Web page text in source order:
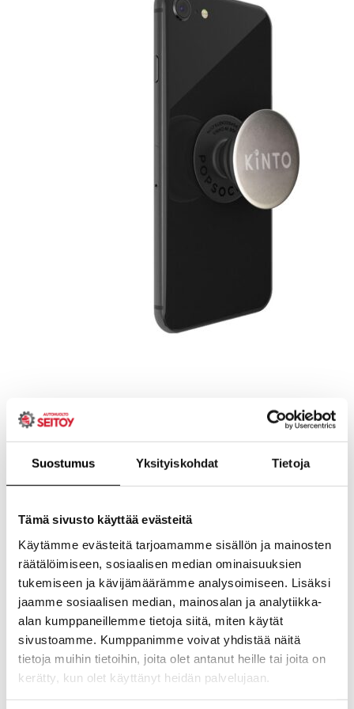
Suostumus Yksityiskohdat Tietoja
Tämä sivusto käyttää evästeitä
Käytämme evästeitä tarjoamamme sisällön ja mainosten
räätälöimiseen, sosiaalisen median ominaisuuksien
tukemiseen ja kävijämäärämme analysoimiseen. Lisäksi
jaamme sosiaalisen median, mainosalan ja analytiikka-
alan kumppaneillemme tietoja siitä, miten käytät
sivustoamme. Kumppanimme voivat yhdistää näitä
tietoja muihin tietoihin, joita olet antanut heille tai joita on
kerätty, kun olet käyttänyt heidän palvelujaan.